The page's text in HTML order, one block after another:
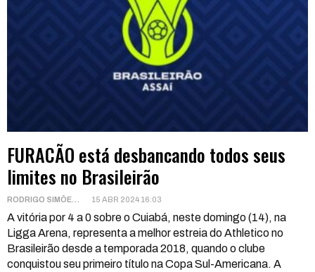
FURACÃO está desbancando todos seus
limites no Brasileirão
15 ABR 2024 16:03
A vitória por 4 a 0 sobre o Cuiabá, neste domingo (14), na
Ligga Arena, representa a melhor estreia do Athletico no
Brasileirão desde a temporada 2018, quando o clube
conquistou seu primeiro título na Copa Sul-Americana. A